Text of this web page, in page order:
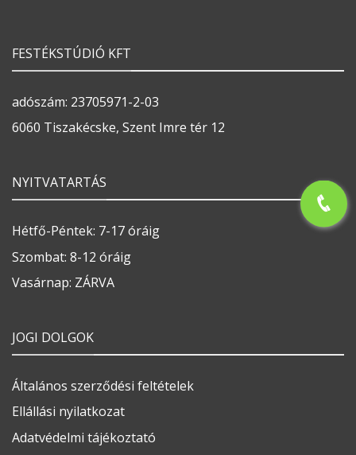
FESTÉKSTÚDIÓ KFT
adószám: 23705971-2-03
6060 Tiszakécske, Szent Imre tér 12
NYITVATARTÁS
Hétfő-Péntek: 7-17 óráig
Szombat: 8-12 óráig
Vasárnap: ZÁRVA
JOGI DOLGOK
Általános szerződési feltételek
Ellállási nyilatkozat
Adatvédelmi tájékoztató